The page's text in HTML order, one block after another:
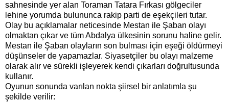
sahnesinde yer alan Toraman Tatara Fırkası gölgeciler
lehine yorumda bulununca rakip parti de eşekçileri tutar.
Olay bu açıklamalar neticesinde Mestan ile Şaban olayı
olmaktan çıkar ve tüm Abdalya ülkesinin sorunu haline gelir.
Mestan ile Şaban olayların son bulması için eşeği öldürmeyi
düşünseler de yapamazlar. Siyasetçiler bu olayı malzeme
olarak alır ve sürekli işleyerek kendi çıkarları doğrultusunda
kullanır.
Oyunun sonunda varılan nokta şiirsel bir anlatımla şu
şekilde verilir: